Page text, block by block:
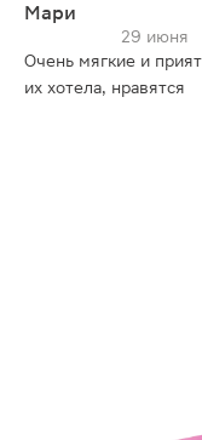
Мари
29 июня
Очень мягкие и
их хотела, нравятся